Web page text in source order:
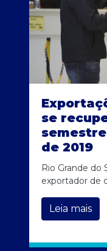
se
de 2019
Rio Grande do
exportador de
Leia mais